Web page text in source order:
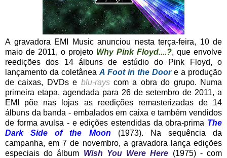
A gravadora EMI Music anunciou nesta terça-feira, 10 de
maio de 2011, o projeto Why Pink Floyd....?, que envolve
reedições dos 14 álbuns de estúdio do Pink Floyd, o
lançamento da coletânea A Foot in the Doore a produção
de caixas, DVDs e blu-rayscom a obra do grupo. Numa
primeira etapa, agendada para 26 de setembro de 2011, a
EMI põe nas lojas as reedições remasterizadas de 14
álbuns da banda - embalados em caixa e também vendidos
de forma avulsa - e edições estendidas da obra-prima The
Dark Side of the Moon (1973). Na sequência da
campanha, em 7 de novembro, a gravadora lança edições
especiais do álbum Wish You Were Here (1975) - com